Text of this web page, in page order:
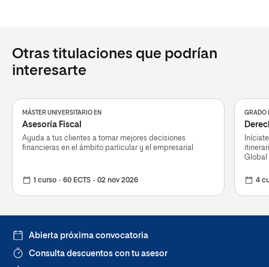
Otras titulaciones que podrían
interesarte
MÁSTER UNIVERSITARIO EN
Asesoría Fiscal
Ayuda a tus clientes a tomar mejores decisiones
financieras en el ámbito particular y el empresarial
1 curso 60 ECTS 02 nov 2026
GRADO
Global
4
Abierta próxima convocatoria
Consulta descuentos con tu asesor